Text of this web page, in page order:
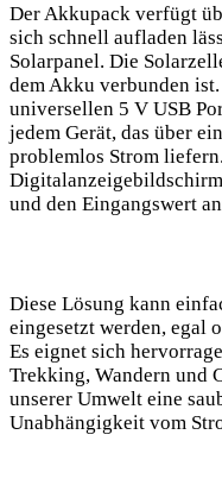
Der Akkupack‍ verfügt
sich⁣ schnell aufladen
⁣Solarpanel. Die
dem ⁣Akku verbunden
universellen‌ 5 V USB
jedem ​Gerät, das ‌über⁣
problemlos Strom
und den Eingangswert
Diese Lösung kann
eingesetzt‍ werden,​ egal
Es ⁤eignet ⁢sich‌
Trekking, Wandern und
unserer ​Umwelt‍ eine
Unabhängigkeit vom⁤